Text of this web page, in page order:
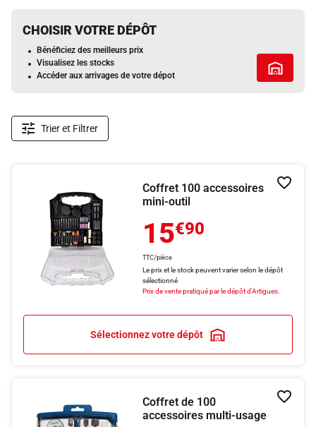
CHOISIR VOTRE DÉPÔT
Bénéficiez des meilleurs prix
Visualisez les stocks
Accéder aux arrivages de votre dépot
Tous les
Trier et Filtrer
Coffret 100 accessoires
mini-outil
15€90
TTC/pièce
Le prix et le stock peuvent varier selon le dépôt
sélectionné
Prix de vente pratiqué par le dépôt d'Artigues.
Sélectionnez votre dépôt
Coffret de 100
accessoires multi-usage